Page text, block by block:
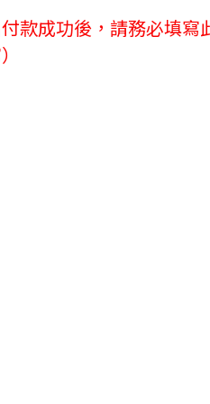
款成功後，請務必填寫